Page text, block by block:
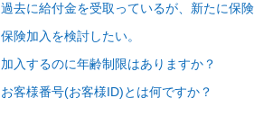
過去に給付金を受取っているが、新たに保
保険加入を検討したい。
加入するのに年齢制限はありますか？
お客様番号(お客様ID)とは何ですか？